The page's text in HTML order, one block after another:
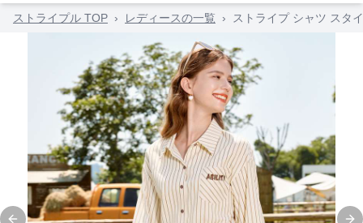
ストライプル TOP › レディースの一覧 › ストライプ シャツ スタ